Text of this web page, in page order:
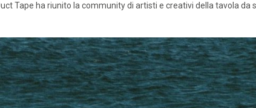
Tape ha riunito la community di artisti e creativi della tavola da